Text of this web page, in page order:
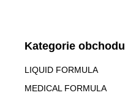
Kategorie obchodu
LIQUID FORMULA
MEDICAL FORMULA